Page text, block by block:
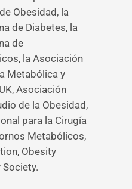
Obesidad, la
de Diabetes, la
de
la Asociación
Metabólica y
Asociación
de la Obesidad,
para la Cirugía
Metabólicos,
Obesity
Society.